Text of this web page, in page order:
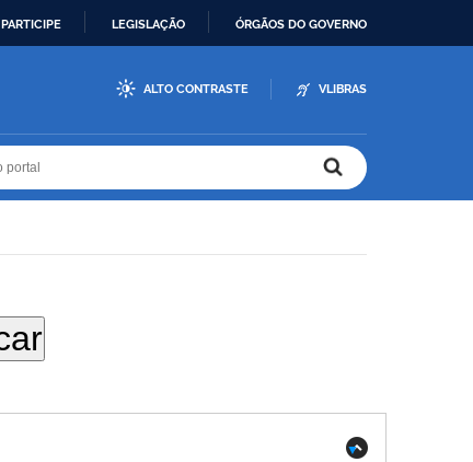
PARTICIPE LEGISLAÇÃO ÓRGÃOS DO GOVERNO
ALTO CONTRASTE VLIBRAS